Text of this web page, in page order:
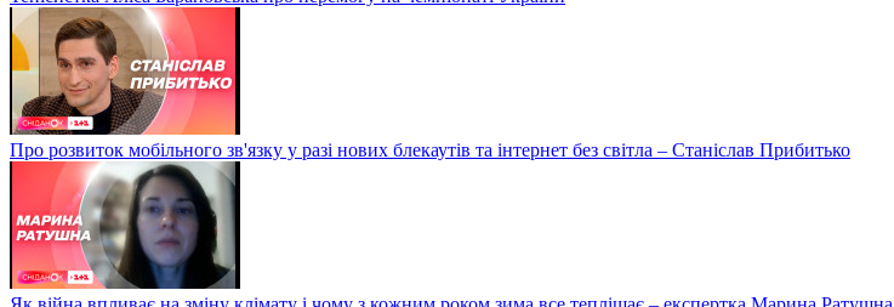
Про розвиток мобільного зв'язку у разі нових блекаутів та інтернет без світла – Станіслав Прибитько